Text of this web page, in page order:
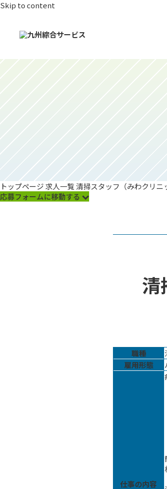
Skip to content
トップページ求人一覧清掃スタッフ（みわクリニ
応募フォームに移動する
清
職種
雇用形態
仕事の内容